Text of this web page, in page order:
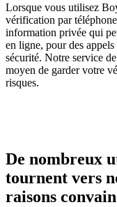
Lorsque vous utilisez
vérification par
information privée qui
en ligne, pour des
sécurité. Notre service
moyen de garder votre
risques.
De nombreux
tournent vers
raisons